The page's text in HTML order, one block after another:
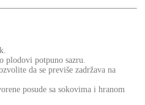
plodovi potpuno sazru.
da se previše zadržava na
posude sa sokovima i hranom